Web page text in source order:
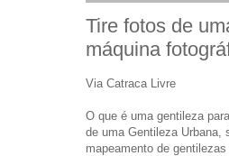
Tire fotos de
máquina
Via Catraca Livre
O que é uma gentileza
de uma Gentileza Urbana,
mapeamento de